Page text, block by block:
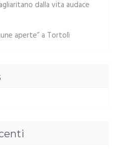
dalla vita audace
aperte” a Tortolì